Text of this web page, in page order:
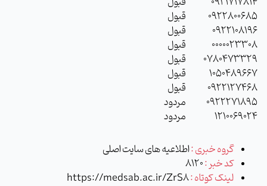
0922800685
قبول
0922108196
قبول
0000023308
قبول
0780473329
قبول
1050489667
قبول
0922127468
قبول
0922271895
مردود
1210069024
مردود
گروه خبری :اطلاعیه های سایت اصلی
کد خبر :8120
لینک کوتاه :https://medsab.ac.ir/ZrS8